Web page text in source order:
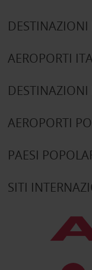
AEROPORTI
DESTINAZIONI
AEROPORTI
PAESI
SITI